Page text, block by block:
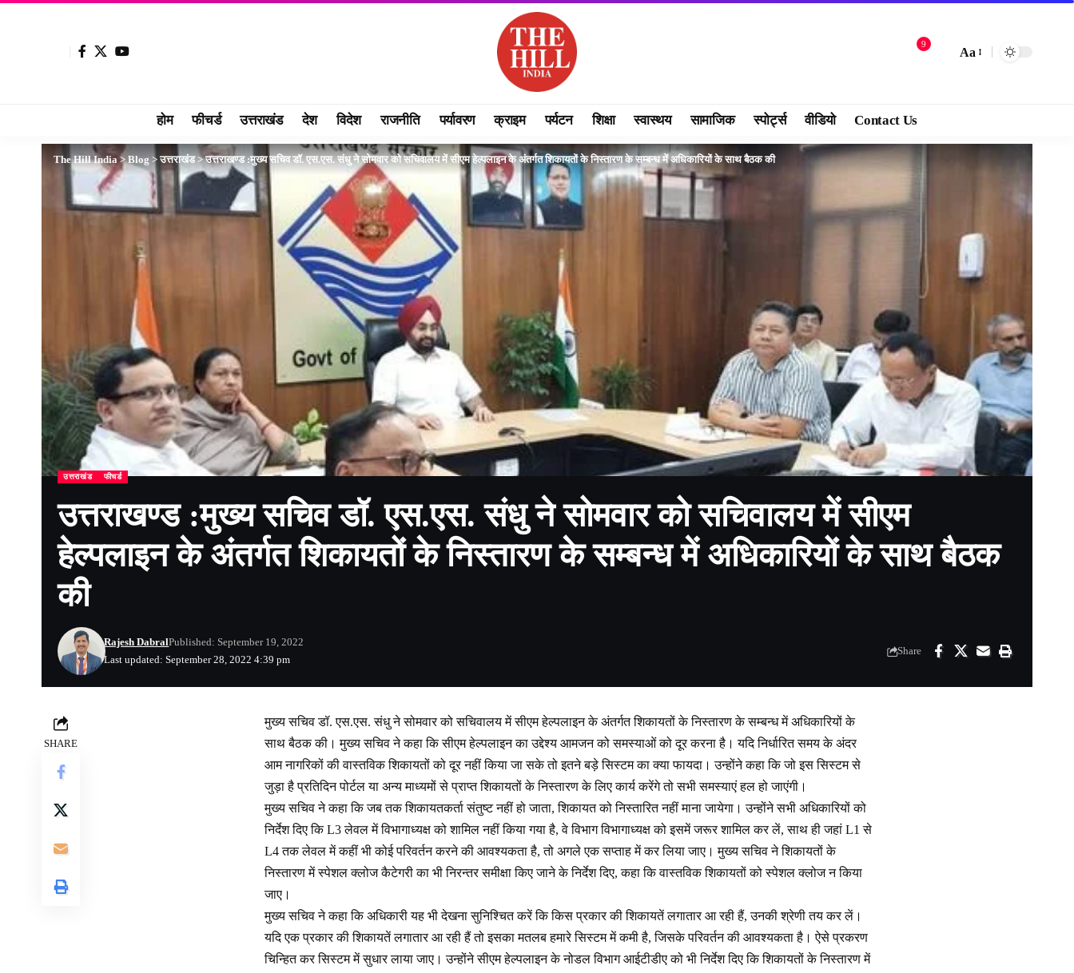
9
Aa
होम फीचर्ड उत्तराखंड देश विदेश राजनीति पर्यावरण क्राइम पर्यटन शिक्षा स्वास्थय सामाजिक स्पोर्ट्स वीडियो Contact Us
The Hill India >Blog>उत्तराखंड>उत्तराखण्ड :मुख्य सचिव डॉ. एस.एस. संधु ने सोमवार को सचिवालय में सीएम हेल्पलाइन के अंतर्गत शिकायतों के निस्तारण के सम्बन्ध में अधिकारियों के साथ बैठक की
उत्तराखंड फीचर्ड
उत्तराखण्ड :मुख्य सचिव डॉ. एस.एस. संधु ने सोमवार को सचिवालय में सीएम
हेल्पलाइन के अंतर्गत शिकायतों के निस्तारण के सम्बन्ध में अधिकारियों के साथ बैठक
की
Last updated: September 28, 2022 4:39 pm
Rajesh DabralPublished: September 19, 2022
Share
SHARE
मुख्य सचिव डॉ. एस.एस. संधु ने सोमवार को सचिवालय में सीएम हेल्पलाइन के अंतर्गत शिकायतों के निस्तारण के सम्बन्ध में अधिकारियों के
साथ बैठक की। मुख्य सचिव ने कहा कि सीएम हेल्पलाइन का उद्देश्य आमजन को समस्याओं को दूर करना है। यदि निर्धारित समय के अंदर
आम नागरिकों की वास्तविक शिकायतों को दूर नहीं किया जा सके तो इतने बड़े सिस्टम का क्या फायदा। उन्होंने कहा कि जो इस सिस्टम से
जुड़ा है प्रतिदिन पोर्टल या अन्य माध्यमों से प्राप्त शिकायतों के निस्तारण के लिए कार्य करेंगे तो सभी समस्याएं हल हो जाएंगी।
मुख्य सचिव ने कहा कि जब तक शिकायतकर्ता संतुष्ट नहीं हो जाता, शिकायत को निस्तारित नहीं माना जायेगा। उन्होंने सभी अधिकारियों को
निर्देश दिए कि L3 लेवल में विभागाध्यक्ष को शामिल नहीं किया गया है, वे विभाग विभागाध्यक्ष को इसमें जरूर शामिल कर लें, साथ ही जहां L1 से
L4 तक लेवल में कहीं भी कोई परिवर्तन करने की आवश्यकता है, तो अगले एक सप्ताह में कर लिया जाए। मुख्य सचिव ने शिकायतों के
निस्तारण में स्पेशल क्लोज कैटेगरी का भी निरन्तर समीक्षा किए जाने के निर्देश दिए, कहा कि वास्तविक शिकायतों को स्पेशल क्लोज न किया
जाए।
मुख्य सचिव ने कहा कि अधिकारी यह भी देखना सुनिश्चित करें कि किस प्रकार की शिकायतें लगातार आ रही हैं, उनकी श्रेणी तय कर लें।
यदि एक प्रकार की शिकायतें लगातार आ रही हैं तो इसका मतलब हमारे सिस्टम में कमी है, जिसके परिवर्तन की आवश्यकता है। ऐसे प्रकरण
चिन्हित कर सिस्टम में सुधार लाया जाए। उन्होंने सीएम हेल्पलाइन के नोडल विभाग आईटीडीए को भी निर्देश दिए कि शिकायतों के निस्तारण में